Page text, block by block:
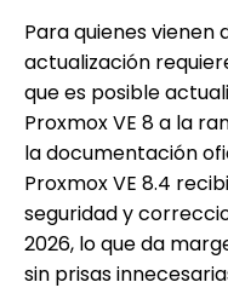
Para quienes vienen
actualización
que es posible
Proxmox VE 8 a la
la documentación
Proxmox VE 8.4
seguridad y
2026, lo que da
sin prisas